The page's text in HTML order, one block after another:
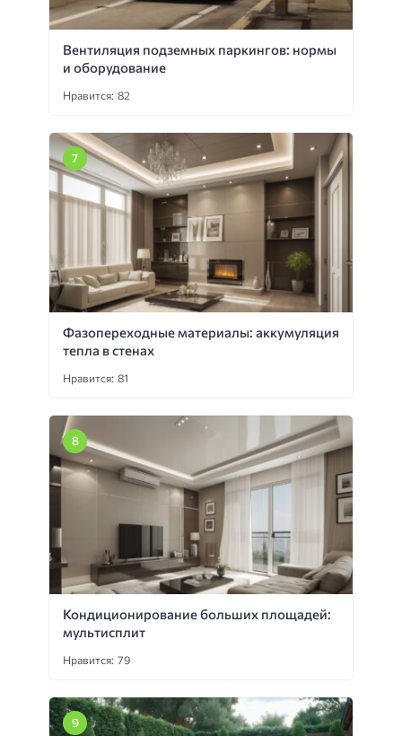
Вентиляция подземных паркингов: нормы
и оборудование
Нравится: 82
Фазопереходные материалы: аккумуляция
тепла в стенах
Нравится: 81
Кондиционирование больших площадей:
мультисплит
Нравится: 79